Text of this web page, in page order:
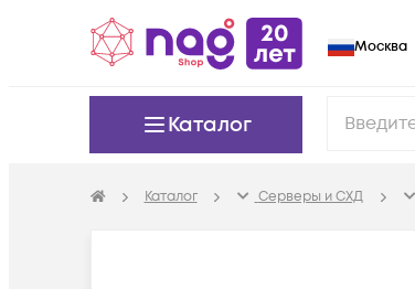
Москва
Каталог
Каталог Серверы и СХД